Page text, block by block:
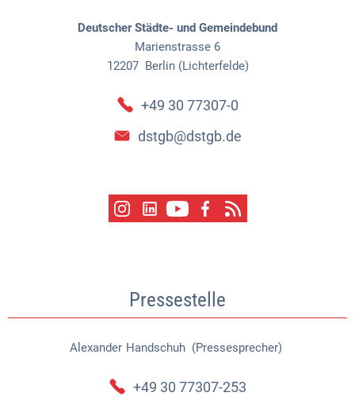
Deutscher Städte- und Gemeindebund
Marienstrasse 6
12207 Berlin (Lichterfelde)
+49 30 77307-0
dstgb@dstgb.de
Pressestelle
Alexander Handschuh (Pressesprecher)
Alexander Handschuh
+49 30 77307-253